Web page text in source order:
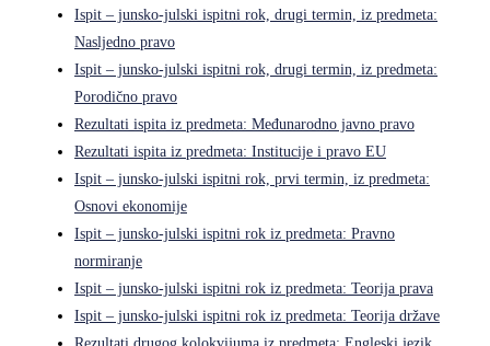
Ispit – junsko-julski ispitni rok, drugi termin, iz predmeta:
Nasljedno pravo
Ispit – junsko-julski ispitni rok, drugi termin, iz predmeta:
Porodično pravo
Rezultati ispita iz predmeta: Međunarodno javno pravo
Rezultati ispita iz predmeta: Institucije i pravo EU
Ispit – junsko-julski ispitni rok, prvi termin, iz predmeta:
Osnovi ekonomije
Ispit – junsko-julski ispitni rok iz predmeta: Pravno
normiranje
Ispit – junsko-julski ispitni rok iz predmeta: Teorija prava
Ispit – junsko-julski ispitni rok iz predmeta: Teorija države